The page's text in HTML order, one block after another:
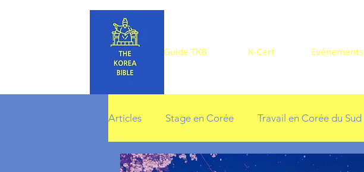
Guide TKB K-Cert Evénements
Articles Stage en Corée Travail en Corée du Sud
Printemps en Corée Saisons en Corée